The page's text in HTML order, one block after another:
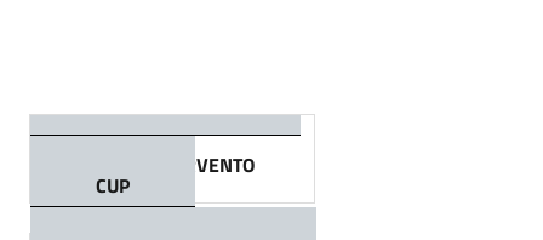
INTERVENTO
CUP